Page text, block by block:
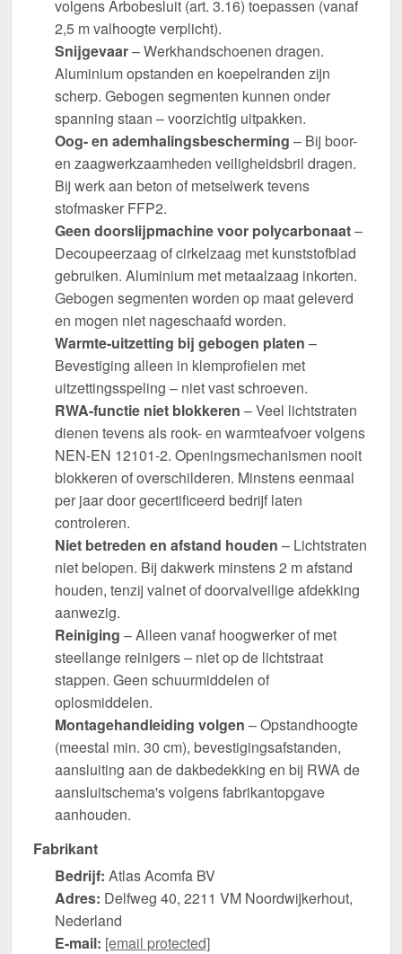
volgens Arbobesluit (art. 3.16) toepassen (vanaf
2,5 m valhoogte verplicht).
Snijgevaar– Werkhandschoenen dragen.
Aluminium opstanden en koepelranden zijn
scherp. Gebogen segmenten kunnen onder
spanning staan – voorzichtig uitpakken.
Oog- en ademhalingsbescherming – Bij boor-
en zaagwerkzaamheden veiligheidsbril dragen.
Bij werk aan beton of metselwerk tevens
stofmasker FFP2.
Geen doorslijpmachine voor polycarbonaat–
Decoupeerzaag of cirkelzaag met kunststofblad
gebruiken. Aluminium met metaalzaag inkorten.
Gebogen segmenten worden op maat geleverd
en mogen niet nageschaafd worden.
Warmte-uitzetting bij gebogen platen –
Bevestiging alleen in klemprofielen met
uitzettingsspeling – niet vast schroeven.
RWA-functie niet blokkeren – Veel lichtstraten
dienen tevens als rook- en warmteafvoer volgens
NEN-EN 12101-2. Openingsmechanismen nooit
blokkeren of overschilderen. Minstens eenmaal
per jaar door gecertificeerd bedrijf laten
controleren.
Niet betreden en afstand houden – Lichtstraten
niet belopen. Bij dakwerk minstens 2 m afstand
houden, tenzij valnet of doorvalveilige afdekking
aanwezig.
Reiniging – Alleen vanaf hoogwerker of met
steellange reinigers – niet op de lichtstraat
stappen. Geen schuurmiddelen of
oplosmiddelen.
Montagehandleiding volgen – Opstandhoogte
(meestal min. 30 cm), bevestigingsafstanden,
aansluiting aan de dakbedekking en bij RWA de
aansluitschema's volgens fabrikantopgave
aanhouden.
Fabrikant
Bedrijf: Atlas Acomfa BV
Adres: Delfweg 40, 2211 VM Noordwijkerhout,
Nederland
E-mail: [email protected]